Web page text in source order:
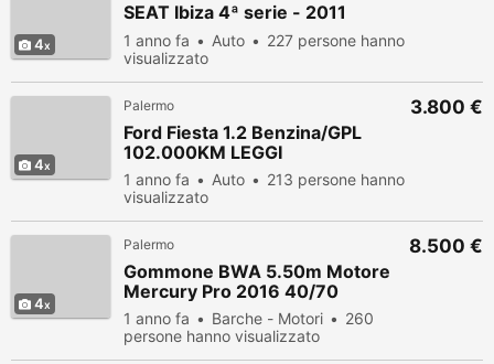
4
SEAT Ibiza 4ª serie - 2011
1 anno fa Auto
227 persone hanno
visualizzato
4
Palermo
Ford Fiesta 1.2 Benzina/GPL
102.000KM LEGGI
1 anno fa Auto
213 persone hanno
visualizzato
3.800 €
4
Palermo
Gommone BWA 5.50m Motore
Mercury Pro 2016 40/70
1 anno fa Barche - Motori
260
persone hanno visualizzato
8.500 €